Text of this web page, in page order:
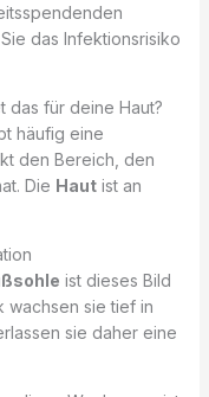
das Infektionsrisiko
das für deine Haut?
häufig eine
den Bereich, den
Die Hautist an
ist dieses Bild
wachsen sie tief in
sie daher eine